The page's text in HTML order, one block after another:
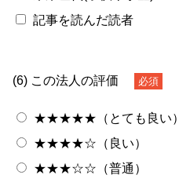
記事を読んだ読者
(6) この法人の評価 必須
★★★★★（とても良い）
★★★★☆（良い）
★★★☆☆（普通）